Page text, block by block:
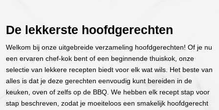
De lekkerste hoofdgerechten
Welkom bij onze uitgebreide verzameling hoofdgerechten! Of je nu
een ervaren chef-kok bent of een beginnende thuiskok, onze
selectie van lekkere recepten biedt voor elk wat wils. Het beste van
alles is dat je deze gerechten eenvoudig kunt bereiden in de
keuken, oven of zelfs op de BBQ. We hebben elk recept stap voor
stap beschreven, zodat je moeiteloos een smakelijk hoofdgerecht